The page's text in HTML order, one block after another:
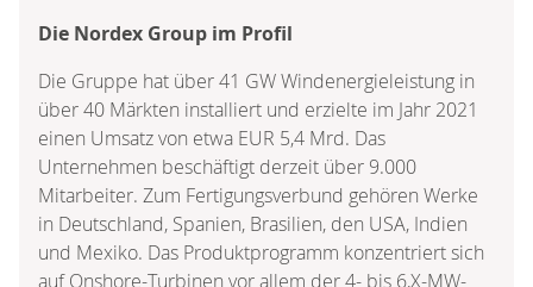
Die Nordex Group im Profil
Die Gruppe hat über 41 GW Windenergieleistung in
über 40 Märkten installiert und erzielte im Jahr 2021
einen Umsatz von etwa EUR 5,4 Mrd. Das
Unternehmen beschäftigt derzeit über 9.000
Mitarbeiter. Zum Fertigungsverbund gehören Werke
in Deutschland, Spanien, Brasilien, den USA, Indien
und Mexiko. Das Produktprogramm konzentriert sich
auf Onshore-Turbinen vor allem der 4- bis 6,X-MW-